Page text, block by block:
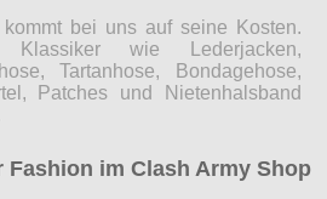
bei uns auf seine Kosten.
wie Lederjacken,
Tartanhose, Bondagehose,
Patches und Nietenhalsband
im Clash Army Shop